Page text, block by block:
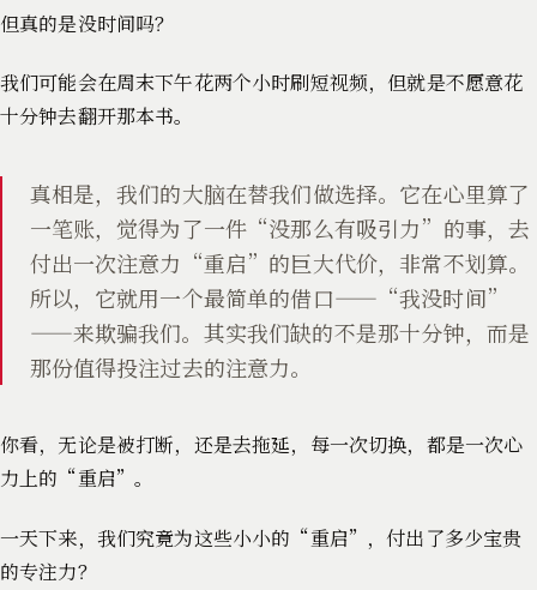
但真的是没时间吗？
我们可能会在周末下午花两个小时刷短视频，但就是不愿意花
十分钟去翻开那本书。
真相是，我们的大脑在替我们做选择。它在心里算了
一笔账，觉得为了一件“没那么有吸引力”的事，去
付出一次注意力“重启”的巨大代价，非常不划算。
所以，它就用一个最简单的借口——“我没时间”
——来欺骗我们。其实我们缺的不是那十分钟，而是
那份值得投注过去的注意力。
你看，无论是被打断，还是去拖延，每一次切换，都是一次心
力上的“重启”。
一天下来，我们究竟为这些小小的“重启”，付出了多少宝贵
的专注力？